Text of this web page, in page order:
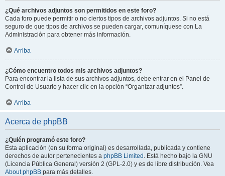
¿Qué archivos adjuntos son permitidos en este foro?
Cada foro puede permitir o no ciertos tipos de archivos adjuntos. Si no está
seguro de que tipos de archivos se pueden cargar, comuníquese con La
Administración para obtener más información.
Arriba
¿Cómo encuentro todos mis archivos adjuntos?
Para encontrar la lista de sus archivos adjuntos, debe entrar en el Panel de
Control de Usuario y hacer clic en la opción “Organizar adjuntos”.
Arriba
Acerca de phpBB
¿Quién programó este foro?
Esta aplicación (en su forma original) es desarrollada, publicada y contiene
derechos de autor pertenecientes a phpBB Limited . Está hecho bajo la GNU
(Licencia Pública General) versión 2 (GPL-2.0) y es de libre distribución. Vea
About phpBB para más detalles.